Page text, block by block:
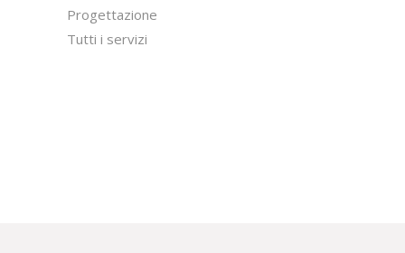
Progettazione
Tutti i servizi